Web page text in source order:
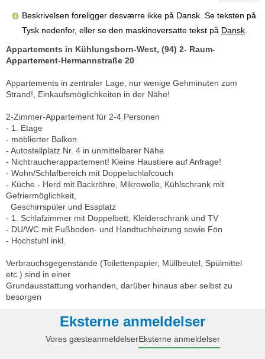
Beskrivelsen foreligger desværre ikke på Dansk. Se teksten på
Tysk nedenfor, eller se den maskinoversatte tekst på Dansk
Appartements in Kühlungsborn-West, (94) 2- Raum-
Appartement-Hermannstraße 20
Appartements in zentraler Lage, nur wenige Gehminuten zum
Strand!, Einkaufsmöglichkeiten in der Nähe!
2-Zimmer-Appartement für 2-4 Personen
- 1. Etage
- möblierter Balkon
- Autostellplatz Nr. 4 in unmittelbarer Nähe
- Nichtraucherappartement! Kleine Haustiere auf Anfrage!
- Wohn/Schlafbereich mit Doppelschlafcouch
- Küche - Herd mit Backröhre, Mikrowelle, Kühlschrank mit
Gefriermöglichkeit,
Geschirrspüler und Essplatz
- 1. Schlafzimmer mit Doppelbett, Kleiderschrank und TV
- DU/WC mit Fußboden- und Handtuchheizung sowie Fön
- Hochstuhl inkl.
Verbrauchsgegenstände (Toilettenpapier, Müllbeutel, Spülmittel
etc.) sind in einer
Grundausstattung vorhanden, darüber hinaus aber selbst zu
besorgen
Eksterne anmeldelser
Vores gæsteanmeldelserEksterne anmeldelser